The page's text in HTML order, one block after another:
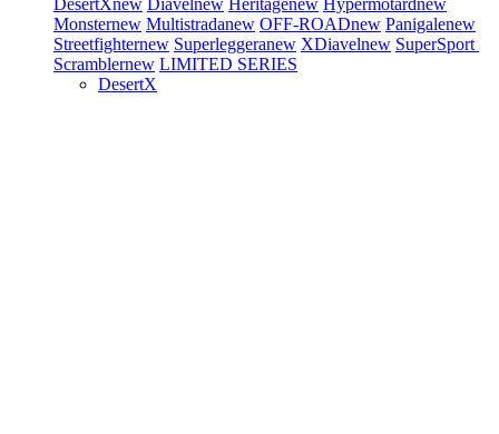
DesertXnew Diavelnew Heritagenew Hypermotardnew
Monsternew Multistradanew OFF-ROADnew Panigalenew
Streetfighternew Superleggeranew XDiavelnew SuperSport
Scramblernew LIMITED SERIES
DesertX